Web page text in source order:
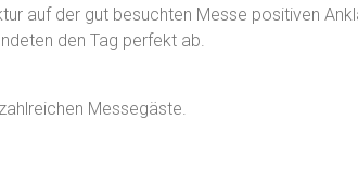
auf der gut besuchten Messe positiven
den Tag perfekt ab.
Messegäste.